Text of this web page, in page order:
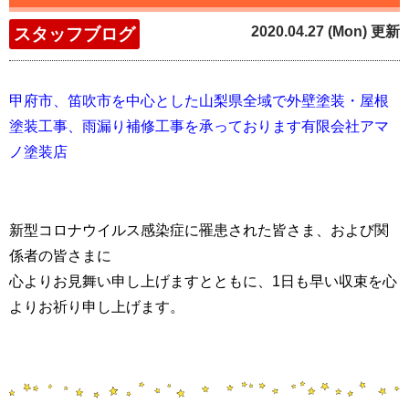
スタッフブログ 2020.04.27 (Mon) 更新
甲府市、笛吹市を中心とした山梨県全域で外壁塗装・屋根
塗装工事、雨漏り補修工事を承っております有限会社アマ
ノ塗装店
新型コロナウイルス感染症に罹患された皆さま、および関
係者の皆さまに
心よりお見舞い申し上げますとともに、1日も早い収束を心
よりお祈り申し上げます。